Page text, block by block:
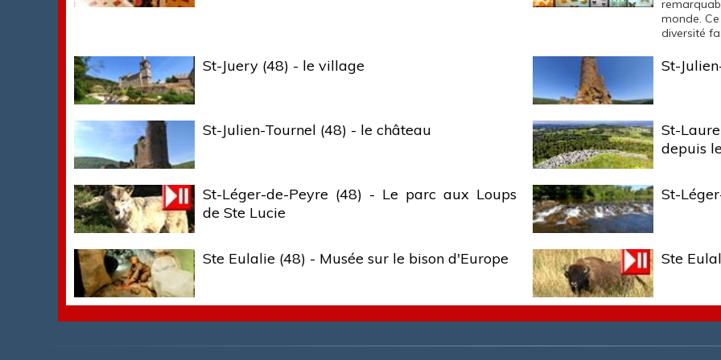
monde.
diversité
St-Juery (48) - le village St-
St-Julien-Tournel (48) - le château
St-
depuis
St-Léger-de-Peyre (48) - Le parc aux Loups
de Ste Lucie
St-
Ste Eulalie (48) - Musée sur le bison d'Europe Ste